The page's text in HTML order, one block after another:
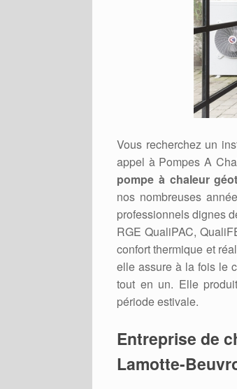
Vous recherchez un
appel à Pompes A
pompe à chaleur
nos nombreuses
professionnels dignes
RGE QualiPAC,
confort thermique et
elle assure à la fois le
tout en un. Elle
période estivale.
Entreprise de
Lamotte-